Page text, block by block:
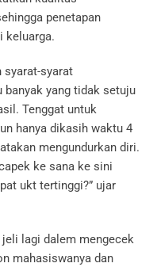
penetapan
keluarga.
syarat-syarat
yang tidak setuju
Tenggat untuk
hanya dikasih waktu 4
mengundurkan diri.
ke sana ke sini
ukt tertinggi?” ujar
lagi dalem mengecek
mahasiswanya dan